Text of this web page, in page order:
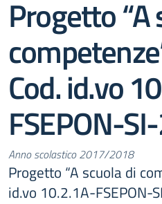
Progetto “A
Cod. id.vo
FSEPON-
Anno scolastico 2017/2018
Progetto “A scuola di
id.vo 10.2.1A-FSEPON-